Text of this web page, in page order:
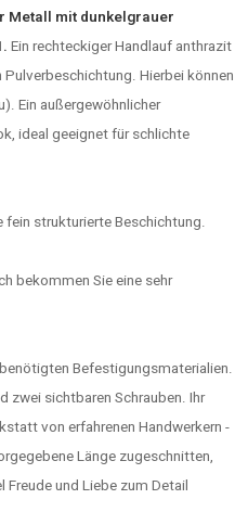
Metall mit dunkelgrauer
Ein rechteckigerHandlauf anthrazit
Hierbei können
Ein außergewöhnlicher
ideal geeignet für schlichte
strukturierte Beschichtung.
bekommen Sie eine sehr
Befestigungsmaterialien.
zwei sichtbaren Schrauben. Ihr
von erfahrenen Handwerkern -
Länge zugeschnitten,
und Liebe zum Detail